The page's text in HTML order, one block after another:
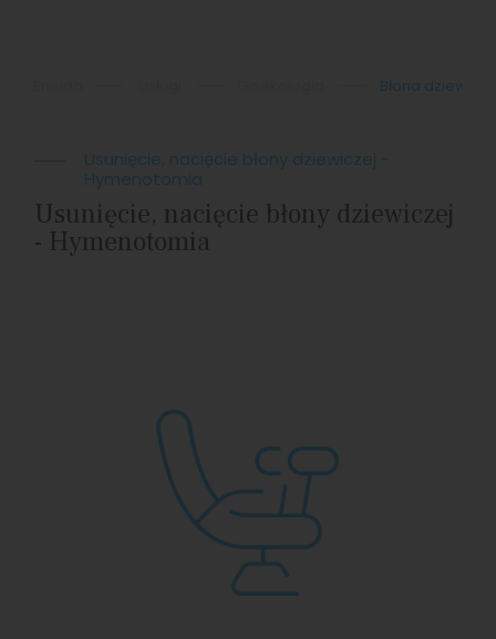
Błona
Usunięcie, nacięcie błony dziewiczej -
Hymenotomia
Usunięcie, nacięcie błony dziewiczej
- Hymenotomia